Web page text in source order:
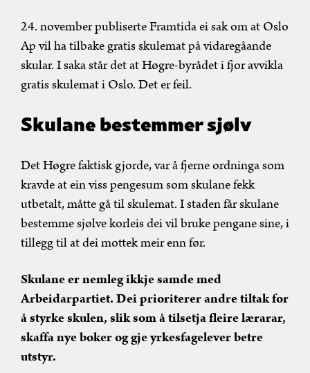
24. november publiserte Framtida ei sak om at Oslo
Ap vil ha tilbake gratis skulemat på vidaregåande
skular. I saka står det at Høgre-byrådet i fjor avvikla
gratis skulemat i Oslo. Det er feil.
Skulane bestemmer sjølv
Det Høgre faktisk gjorde, var å fjerne ordninga som
kravde at ein viss pengesum som skulane fekk
utbetalt, måtte gå til skulemat. I staden får skulane
bestemme sjølve korleis dei vil bruke pengane sine, i
tillegg til at dei mottek meir enn før.
Skulane er nemleg ikkje samde med
Arbeidarpartiet. Dei prioriterer andre tiltak for
å styrke skulen, slik som å tilsetja fleire lærarar,
skaffa nye bøker og gje yrkesfagelever betre
utstyr.